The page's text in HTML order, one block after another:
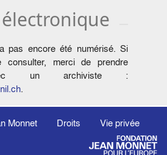
pas encore été numérisé. Si
consulter, merci de prendre
un archiviste :
.
Monnet Droits Vie privée